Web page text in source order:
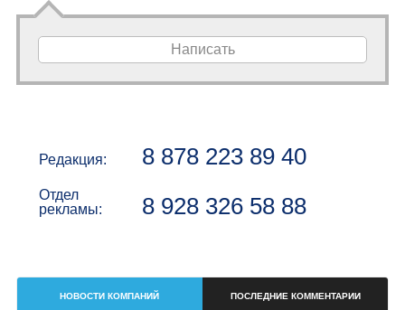
Написать
Редакция: 8 878 223 89 40
Отдел
рекламы:
8 928 326 58 88
НОВОСТИ КОМПАНИЙ ПОСЛЕДНИЕ КОММЕНТАРИИ